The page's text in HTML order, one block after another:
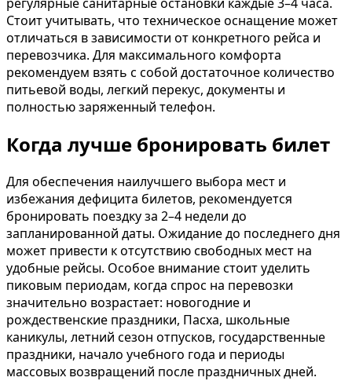
Стоит учитывать, что техническое оснащение может
отличаться в зависимости от конкретного рейса и
перевозчика. Для максимального комфорта
рекомендуем взять с собой достаточное количество
питьевой воды, легкий перекус, документы и
полностью заряженный телефон.
Когда лучше бронировать билет
Для обеспечения наилучшего выбора мест и
избежания дефицита билетов, рекомендуется
бронировать поездку за 2–4 недели до
запланированной даты. Ожидание до последнего дня
может привести к отсутствию свободных мест на
удобные рейсы. Особое внимание стоит уделить
пиковым периодам, когда спрос на перевозки
значительно возрастает: новогодние и
рождественские праздники, Пасха, школьные
каникулы, летний сезон отпусков, государственные
праздники, начало учебного года и периоды
массовых возвращений после праздничных дней.